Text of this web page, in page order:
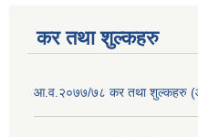
कर तथा शुल्कहरु
आ.व.२०७७/७८ कर तथा शुल्कहरु